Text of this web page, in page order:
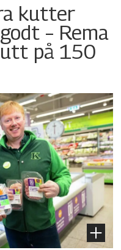
kutter
– Rema
på 150